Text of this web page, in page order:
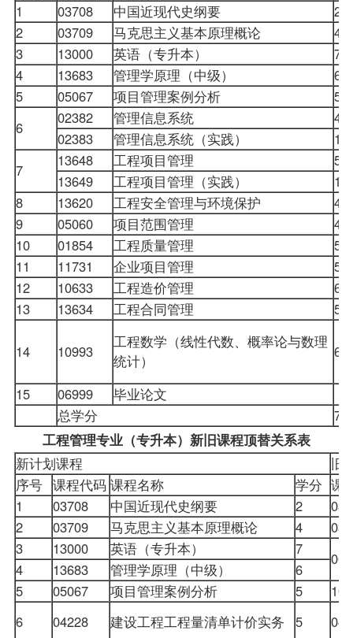
1
03708 中国近现代史纲要
2
2
03709 马克思主义基本原理概论
4
3
13000 英语（专升本）
7
4
13683 管理学原理（中级）
6
5
05067 项目管理案例分析
5
6
02382 管理信息系统
4
02383
管理信息系统（实践）
1
7
13648 工程项目管理
5
13649
工程项目管理（实践）
1
8
13620 工程安全管理与环境保护
4
9
05060 项目范围管理
4
10
01854 工程质量管理
5
11
11731 企业项目管理
5
12
10633 工程造价管理
6
13
13634 工程合同管理 5
14 10993
工程数学（线性代数、概率论与数理
统计）
6
15 06999
毕业论文
总学分
70
工程管理专业（专升本）新旧课程顶替关系表
新计划课程
旧
序号 课程代码 课程名称 学分 课
1
03708 中国近现代史纲要 2
2
03709 马克思主义基本原理概论 4
3
13000 英语（专升本） 7
4 13683 管理学原理（中级）
6
5
05067 项目管理案例分析 5
6
04228 建设工程工程量清单计价实务 5